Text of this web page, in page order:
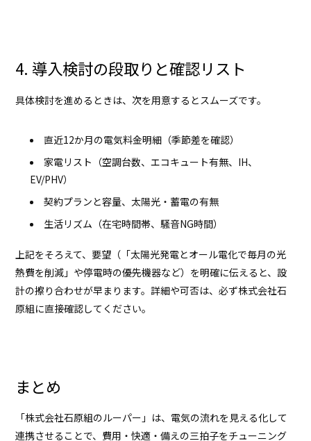
4. 導入検討の段取りと確認リスト
具体検討を進めるときは、次を用意するとスムーズです。
直近12か月の電気料金明細（季節差を確認）
家電リスト（空調台数、エコキュート有無、IH、
EV/PHV）
契約プランと容量、太陽光・蓄電の有無
生活リズム（在宅時間帯、騒音NG時間）
上記をそろえて、要望（「太陽光発電とオール電化で毎月の光
熱費を削減」や停電時の優先機器など）を明確に伝えると、設
計の擦り合わせが早まります。詳細や可否は、必ず株式会社石
原組に直接確認してください。
まとめ
「株式会社石原組のルーパー」は、電気の流れを見える化して
連携させることで、費用・快適・備えの三拍子をチューニング